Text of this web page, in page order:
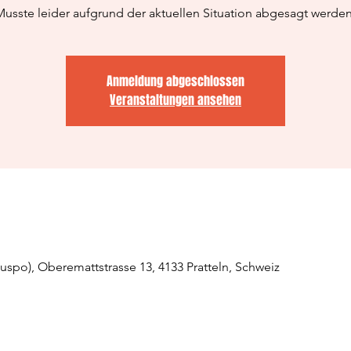
leider aufgrund der aktuellen Situation abgesagt
Anmeldung abgeschlossen
Veranstaltungen ansehen
Oberemattstrasse 13, 4133 Pratteln, Schweiz